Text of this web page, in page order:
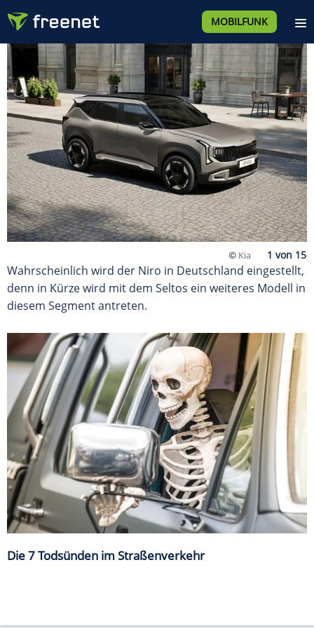
MOBILFUNK
© Kia
Wahrscheinlich wird der Niro in Deutschland eingestellt,
denn in Kürze wird mit dem Seltos ein weiteres Modell in
diesem Segment antreten.
Die 7 Todsünden im Straßenverkehr